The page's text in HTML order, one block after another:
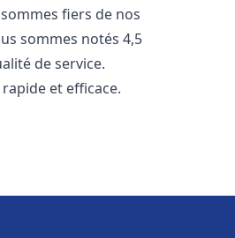
fiers de nos
sommes notés 4,5
de service.
et efficace.